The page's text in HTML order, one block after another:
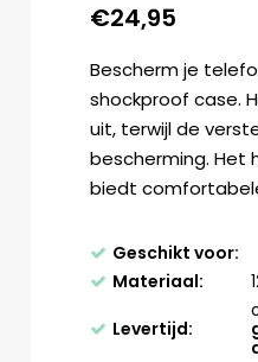
€24,95
Bescherm je
shockproof case.
uit, terwijl de
bescherming. Het
biedt
Geschikt voor:
Materiaal:
Levertijd: